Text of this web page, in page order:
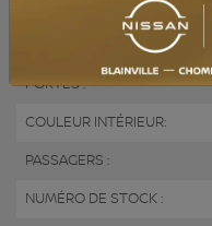
COULEUR EXTÉRIEUR :
PORTES :
COULEUR INTÉRIEUR:
PASSAGERS :
NUMÉRO DE STOCK :